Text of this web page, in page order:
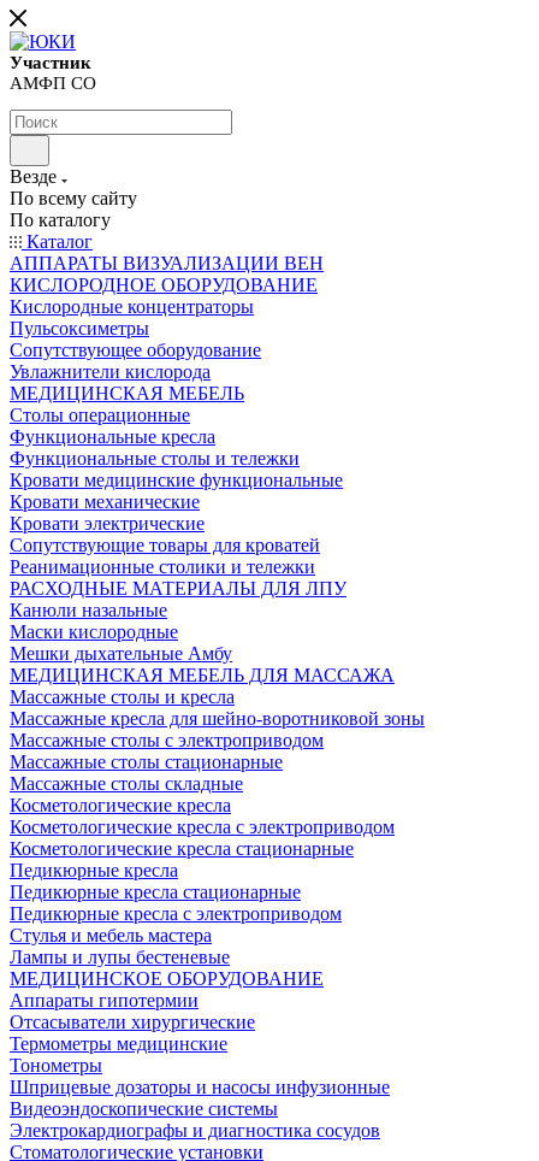
Участник
АМФП СО
Везде
По всему сайту
По каталогу
Каталог
АППАРАТЫ ВИЗУАЛИЗАЦИИ ВЕН
КИСЛОРОДНОЕ ОБОРУДОВАНИЕ
Кислородные концентраторы
Пульсоксиметры
Сопутствующее оборудование
Увлажнители кислорода
МЕДИЦИНСКАЯ МЕБЕЛЬ
Столы операционные
Функциональные кресла
Функциональные столы и тележки
Кровати медицинские функциональные
Кровати механические
Кровати электрические
Сопутствующие товары для кроватей
Реанимационные столики и тележки
РАСХОДНЫЕ МАТЕРИАЛЫ ДЛЯ ЛПУ
Канюли назальные
Маски кислородные
Мешки дыхательные Амбу
МЕДИЦИНСКАЯ МЕБЕЛЬ ДЛЯ МАССАЖА
Массажные столы и кресла
Массажные кресла для шейно-воротниковой зоны
Массажные столы с электроприводом
Массажные столы стационарные
Массажные столы складные
Косметологические кресла
Косметологические кресла с электроприводом
Косметологические кресла стационарные
Педикюрные кресла
Педикюрные кресла стационарные
Педикюрные кресла с электроприводом
Стулья и мебель мастера
Лампы и лупы бестеневые
МЕДИЦИНСКОЕ ОБОРУДОВАНИЕ
Аппараты гипотермии
Отсасыватели хирургические
Термометры медицинские
Тонометры
Шприцевые дозаторы и насосы инфузионные
Видеоэндоскопические системы
Электрокардиографы и диагностика сосудов
Стоматологические установки